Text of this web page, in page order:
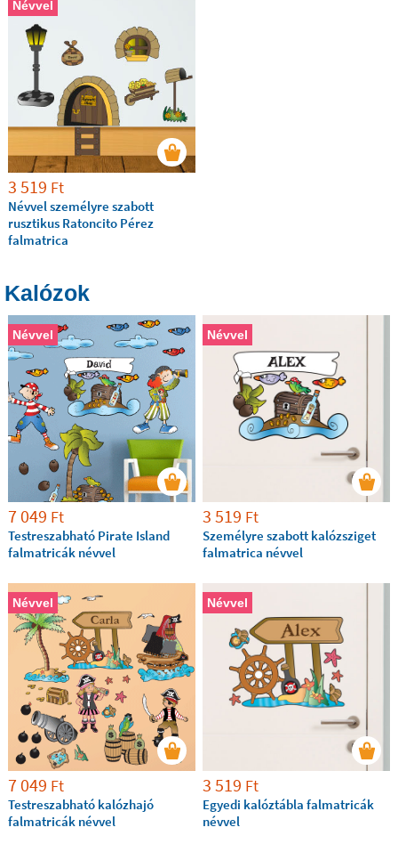
Névvel
3 519 Ft
Névvel személyre szabott
rusztikus Ratoncito Pérez
falmatrica
Kalózok
Névvel
7 049 Ft
Testreszabható Pirate Island
falmatricák névvel
Névvel
3 519 Ft
Személyre szabott kalózsziget
falmatrica névvel
Névvel
7 049 Ft
Testreszabható kalózhajó
falmatricák névvel
Névvel
3 519 Ft
Egyedi kalóztábla falmatricák
névvel